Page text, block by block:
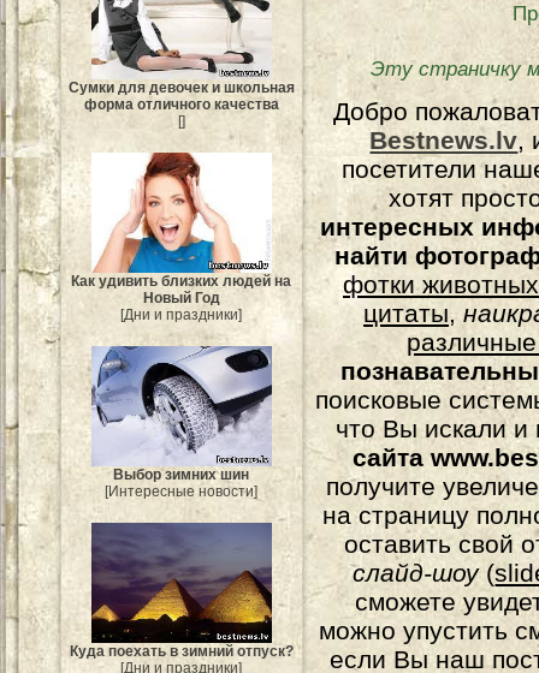
Сумки для девочек и школьная
форма отличного качества
[]
Как удивить близких людей на
Новый Год
[Дни и праздники]
Выбор зимних шин
[Интересные новости]
Куда поехать в зимний отпуск?
[Дни и праздники]
Эту страничку
Добро
Bestnews.lv,
посетители
хотят
интересных
найти
фотки животных
цитаты,
поисковые
что Вы искали и
сайта
получите
на страницу
оставить свой
слайд-шоу(
сможете
можно упустить
если Вы наш